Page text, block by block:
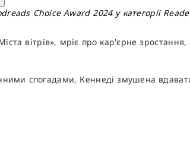
Choice Award 2024 у категорії
вітрів», мріє про кар'єрне
спогадами, Кеннеді змушена